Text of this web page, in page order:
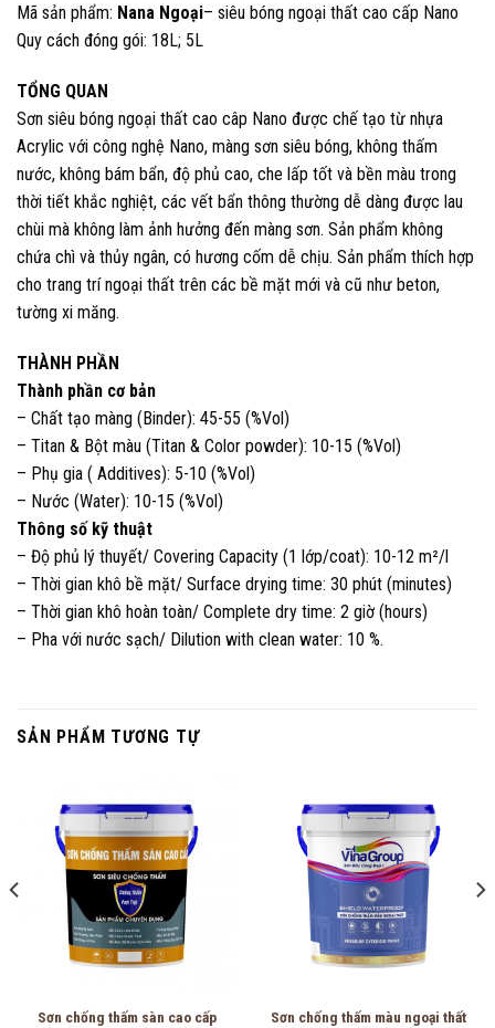
Mã sản phẩm: Nana Ngoại– siêu bóng ngoại thất cao cấp Nano
Quy cách đóng gói: 18L; 5L
TỔNG QUAN
Sơn siêu bóng ngoại thất cao câp Nano được chế tạo từ nhựa
Acrylic với công nghệ Nano, màng sơn siêu bóng, không thấm
nước, không bám bẩn, độ phủ cao, che lấp tốt và bền màu trong
thời tiết khắc nghiệt, các vết bẩn thông thường dễ dàng được lau
chùi mà không làm ảnh hưởng đến màng sơn. Sản phẩm không
chứa chì và thủy ngân, có hương cốm dễ chịu. Sản phẩm thích hợp
cho trang trí ngoại thất trên các bề mặt mới và cũ như beton,
tường xi măng.
THÀNH PHẦN
Thành phần cơ bản
– Chất tạo màng (Binder): 45-55 (%Vol)
– Titan & Bột màu (Titan & Color powder): 10-15 (%Vol)
– Phụ gia ( Additives): 5-10 (%Vol)
– Nước (Water): 10-15 (%Vol)
Thông số kỹ thuật
– Độ phủ lý thuyết/ Covering Capacity (1 lớp/coat): 10-12 m²/l
– Thời gian khô bề mặt/ Surface drying time: 30 phút (minutes)
– Thời gian khô hoàn toàn/ Complete dry time: 2 giờ (hours)
– Pha với nước sạch/ Dilution with clean water: 10 %.
SẢN PHẨM TƯƠNG TỰ
Sơn chống thấm sàn cao cấp Sơn chống thấm màu ngoại thất